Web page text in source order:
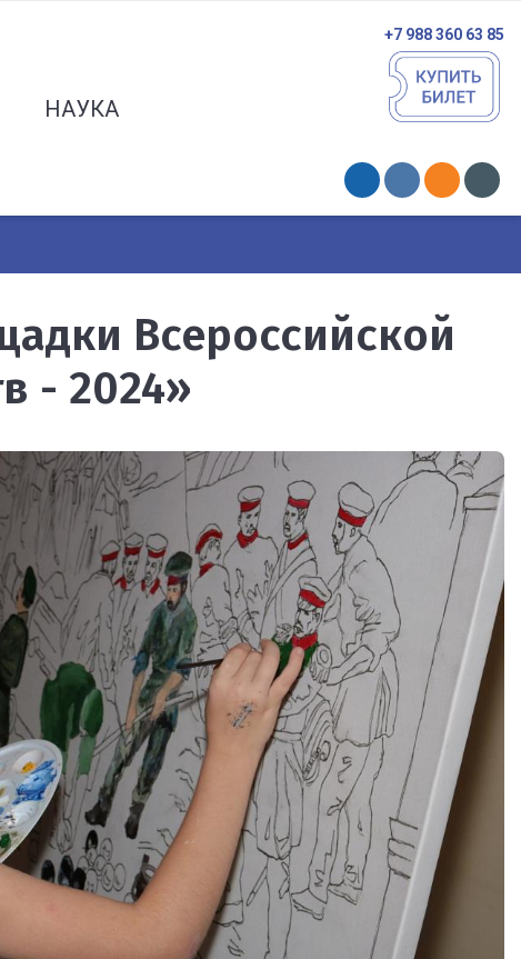
НАУКА
+7 988 360 63 85
Всероссийской
- 2024»